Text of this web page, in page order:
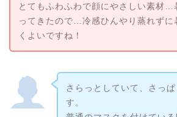
とてもふわふわで顔にやさしい素材…
ってきたので…冷感ひんやり蒸れずに
くよいですね！
さらっとしていて、さっ
す。